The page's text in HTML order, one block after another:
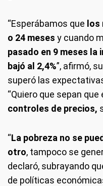
“Esperábamos que los
o 24 meses y cuando
pasado en 9 meses la
bajó al 2,4%”, afirmó,
superó las
“Quiero que sepan que
controles de precios,
“La pobreza no se
otro, tampoco se
declaró, subrayando
de políticas